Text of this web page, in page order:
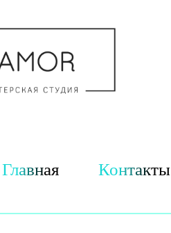
Главная Контакты